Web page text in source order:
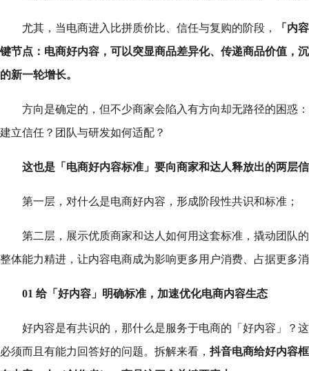
尤其，当电商进入比拼质价比、信任与复购的阶段，
「内
键节点：电商好内容，可以突显商品差异化、传递商品价值，
的新一轮增长。
方向是确定的，但不少商家会陷入有方向却无路径的困惑
建立信任？团队与研发如何适配？
这也是「电商好内容标准」要向商家和达人释放出的两层
第一层，对什么是电商好内容，形成阶段性共识和标准；
第二层，展示优质商家和达人如何用这套标准，撬动团队
整体能力精进，让内容电商成为影响更多用户消费、占据更多
01 给「好内容」明确标准，加速优化电商内容生态
好内容是有共识的，那什么是服务于电商的「好内容」？
必须而且有能力回答好的问题。拆解来看， 抖音电商给好内容